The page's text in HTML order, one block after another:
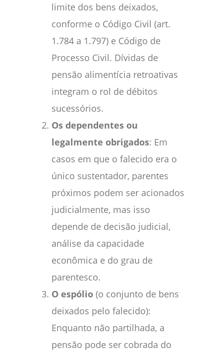
limite dos bens deixados,
conforme o Código Civil (art.
1.784 a 1.797) e Código de
Processo Civil. Dívidas de
pensão alimentícia retroativas
integram o rol de débitos
sucessórios.
Os dependentes ou
legalmente obrigados: Em
casos em que o falecido era o
único sustentador, parentes
próximos podem ser acionados
judicialmente, mas isso
depende de decisão judicial,
análise da capacidade
econômica e do grau de
parentesco.
O espólio (o conjunto de bens
deixados pelo falecido):
Enquanto não partilhada, a
pensão pode ser cobrada do